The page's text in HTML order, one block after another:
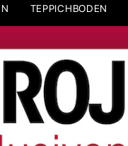
TEPPICHBODEN